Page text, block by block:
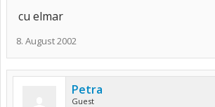
cu elmar
8. August 2002
Petra
Guest